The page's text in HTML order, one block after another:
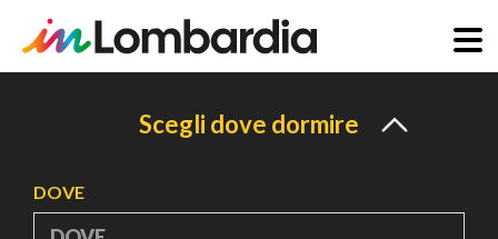
Scegli dove dormire
DOVE